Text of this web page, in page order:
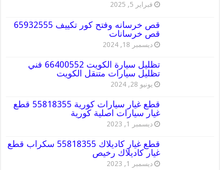
فبراير 5, 2025
قص خرسانه وفتح كور تكييف 65932555
قص خرسانات
ديسمبر 18, 2024
تظليل سيارة الكويت 66400552 فني
تظليل سيارات متنقل الكويت
يونيو 28, 2024
قطع غيار سيارات كورية 55818355 قطع
غيار سيارات اصلية كورية
ديسمبر 1, 2023
قطع غيار كاديلاك 55818355 سكراب قطع
غيار كاديلاك رخيص
ديسمبر 1, 2023